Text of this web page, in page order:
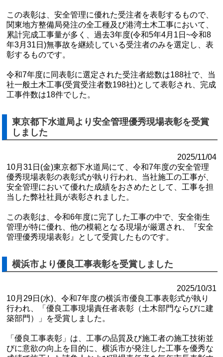
この表彰は、安全管理に優れた受注者を表彰するもので、
関東地⽅整備局発注の全⼯種及び港湾⼟⽊⼯事において、
累計完成工事量が多く、過去3年度(令和5年4⽉1⽇~令和8
年3⽉31⽇)無事故を継続している受注者のみを選定し、表
彰するものです。
令和7年度に同表彰に選定された受注者総数は188社で、当
社⼀般⼟⽊⼯事(受賞受注者数198社)として表彰され、完成
⼯事件数は18件でした。
東京都下水道局より安全管理優秀現場表彰を受賞
しました
2025/11/04
10月31日(金)東京都下水道局にて、令和7年度の安全管理
優秀現場表彰の表彰式が執り行われ、当社施工の工事が、
安全管理において優れた成績をおさめたとして、工事を担
当した弊社社員が表彰されました。
この表彰は、令和6年度に完了した工事の中で、安全衛生
管理が特に優れ、他の模範となる現場が厳選され、『安全
管理優秀現場表彰』として受賞したものです。
横浜市より優良工事表彰を受賞しました
2025/10/31
10月29日(水)、令和7年度の横浜市優良工事表彰式が執り
行われ、「優良工事現場責任者表彰（土木部門ならびに建
築部門）」を受賞しました。
「優良工事表彰」は、工事の品質及び施工者の施工技術並
びに意欲の向上を目的に、横浜市が発注した工事を優秀な